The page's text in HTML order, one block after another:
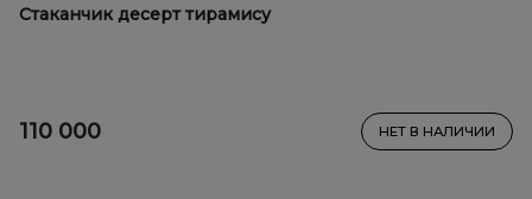
Стаканчик десерт тирамису
110 000 НЕТ В НАЛИЧИИ